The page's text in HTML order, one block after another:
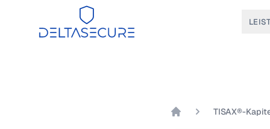
DeltaSecure
TISAX®-